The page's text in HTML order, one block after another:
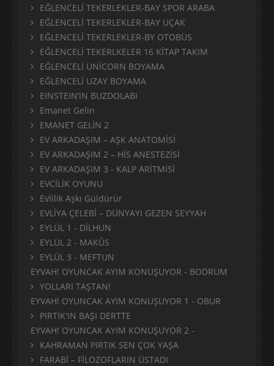
EĞLENCELİ TEKERLEKLER-BAY SPOR ARABA
EĞLENCELİ TEKERLEKLER-BAY UÇAK
EĞLENCELİ TEKERLEKLER-BY OTOBÜS
EĞLENCELİ TEKERLKELER 16 KİTAP TAKIM
EĞLENCELİ UNİCORN BOYAMA
EĞLENCELİ UZAY BOYAMA
EINSTEIN’IN BUZDOLABI
Emanet Gelin
EMANET GELİN 2
EV ARKADAŞIM – AŞK ANATOMİSİ
EV ARKADAŞIM 2 – HİS ANESTEZİSİ
EV ARKADAŞIM 3 - KALP ARİTMİSİ
EVCİLİK OYUNU
Evlilik Aşkı Güldürür
EVLİYA ÇELEBİ – DÜNYAYI GEZEN SEYYAH
EYLÜL 1 - DİLHUN
EYLÜL 2 - MAKÛS
EYLÜL 3 - MEFTUN
EYVAH! OYUNCAK AYIM KONUŞUYOR - BODRUM
YOLLARI TAŞTAN!
EYVAH! OYUNCAK AYIM KONUŞUYOR 1 - OBUR
PIRTIK'IN BAŞI DERTTE
EYVAH! OYUNCAK AYIM KONUŞUYOR 2 -
KAHRAMAN PIRTIK SEN ÇOK YAŞA
FARABİ – FİLOZOFLARIN ÜSTADI